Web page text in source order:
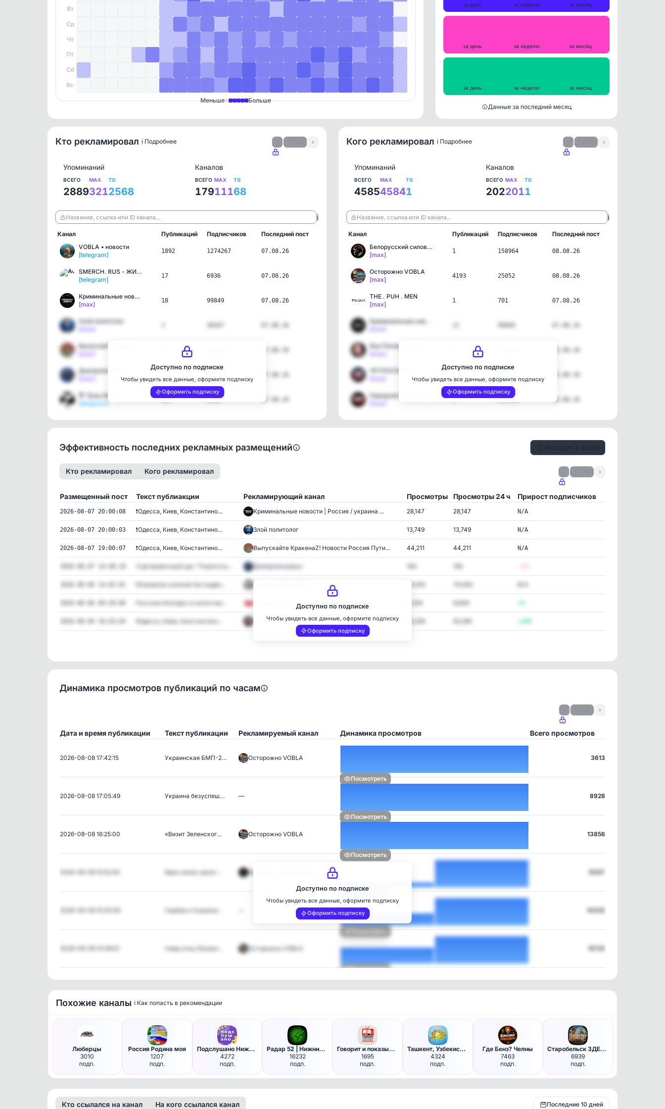
Вт
Ср
Чт
Пт
Сб
Вс
Меньше Больше
за день за неделю за месяц
за день за неделю за месяц
за день за неделю за месяц
Данные за последний месяц
Кто рекламировал ℹ️ Подробнее ›
Упоминаний
ВСЕГО
2889
MAX
321
TG
2568
Каналов
ВСЕГО
179
MAX
111
TG
68
Название, ссылка или ID канала… ℹ️
Канал Публикаций Подписчиков
Последний пост
VOBLA • новости
[telegram]
1892 1274267 07.08.26
SMERCH. RUS - ЖИЗНЬ КАК …
[telegram]
17 6936 07.08.26
Криминальные новости | Р…
[max]
18 99849 07.08.26
Злой политолог
Днепропетровск
🌎 Трэш News
[telegram]
297 2969 07.08.26
Доступно по подписке
Чтобы увидеть все данные, оформите подписку
Оформить подписку
Кого рекламировал ℹ️ Подробнее ›
Упоминаний
ВСЕГО
4585
MAX
4584
TG
1
Каналов
ВСЕГО
202
MAX
201
TG
1
Название, ссылка или ID канала… ℹ️
Канал Публикаций Подписчиков
Последний пост
Белорусский силовик 🇧🇾
[max]
1 158964 08.08.26
Осторожно VOBLA
[max]
4193 25052 08.08.26
THE . PUH . MEN
[max]
1 701 07.08.26
Яна Поплавская
5 119450 04.08.26
Доступно по подписке
Чтобы увидеть все данные, оформите подписку
Оформить подписку
Эффективность последних рекламных размещений
Кто рекламировал Кого рекламировал ›
Размещенный пост Текст публиакции Рекламирующий канал Просмотры Просмотры 24 ч Прирост подписчиков
2026-08-07 20:00:08 ❗️Одесса, Киев, Константино... Криминальные новости | Россия / украина ... 28,147 28,147 N/A
2026-08-07 20:00:03 ❗️Одесса, Киев, Константино... Злой политолог 13,749 13,749 N/A
2026-08-07 19:00:07 ❗️Одесса, Киев, Константино... Выпускайте КракенаZ! Новости Россия Пути... 44,211 44,211 N/A
Сортировочный цех "Укрпочты... Днепропетровск
❗️Огромное количество кадро... Новости NЕ.САХАР 84,616
Русские блогеры со всего ми... Типичный Рыльск
❗️Одесса, Киев, Константино... ЧП РОССИЯ 24
Доступно по подписке
Чтобы увидеть все данные, оформите подписку
Оформить подписку
Динамика просмотров публикаций по часам
›
Дата и время публикации Текст публикации Рекламируемый канал Динамика просмотров Всего просмотров
2026-08-08 17:42:15 Украинская БМП-2… Осторожно VOBLA
Посмотреть
3613
2026-08-08 17:05:49 Украина безуспеш… —
Посмотреть
8928
2026-08-08 16:25:00 «Визит Зеленског… Осторожно VOBLA
Посмотреть
13856
Иран нанес ракет… Белорусский силовик 🇧🇾
Посмотреть
16557
Сербия и Украина…
Посмотреть
18438
Умер отец Лионел… Осторожно VOBLA
Посмотреть
19720
Доступно по подписке
Чтобы увидеть все данные, оформите подписку
Оформить подписку
Похожие каналы ℹ️ Как попасть в рекомендации
Люберцы
3010
подп.
Россия Родина моя
1207
подп.
Подслушано Нижний Новгород и …
4272
подп.
Радар 52 | Нижний Новгород
16232
подп.
Говорит и показывает Москва
1695
подп.
Ташкент, Узбекистан: Новости,…
4324
подп.
Где Бенз? Челны
7463
подп.
Старобельск ЗДЕСЬ и СЕЙЧАС📢
6939
подп.
Кто ссылался на канал На кого ссылался канал Последние 10 дней